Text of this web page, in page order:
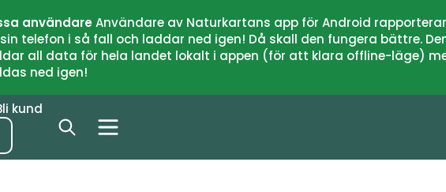
användareAnvändare av Naturkartans app för Android
telefon i så fall och laddar ned igen! Då skall den fungera bättre.
all data för hela landet lokalt i appen (för att klara offline-läge)
ned igen!
kund